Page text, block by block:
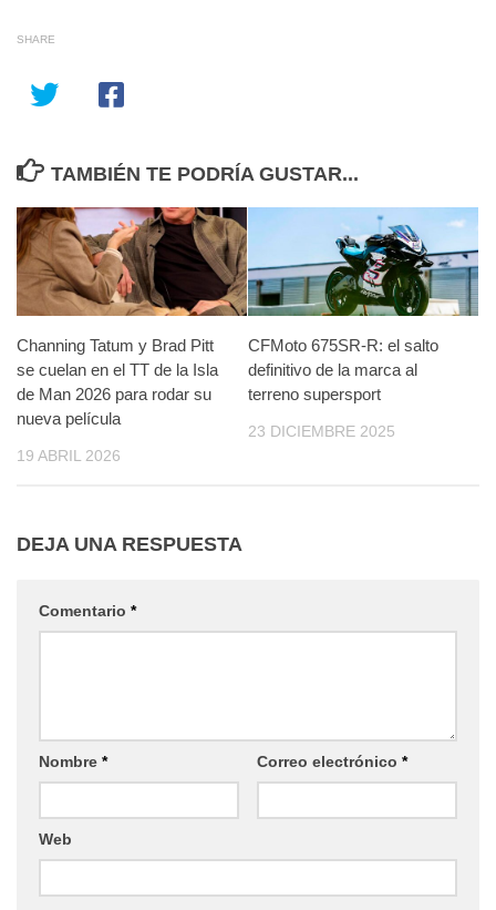
SHARE
TAMBIÉN TE PODRÍA GUSTAR...
Channing Tatum y Brad Pitt
se cuelan en el TT de la Isla
de Man 2026 para rodar su
nueva película
19 ABRIL 2026
CFMoto 675SR-R: el salto
definitivo de la marca al
terreno supersport
23 DICIEMBRE 2025
DEJA UNA RESPUESTA
Comentario *
Nombre * Correo electrónico *
Web